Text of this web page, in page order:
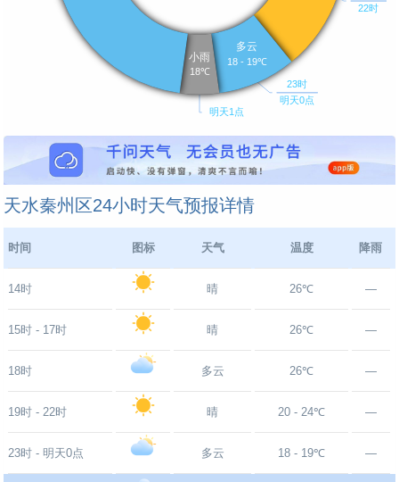
天水秦州区24小时天气预报详情
时间 图标 天气 温度 降雨
14时 晴 26℃ —
15时 - 17时 晴 26℃ —
18时 多云 26℃ —
19时 - 22时 晴 20 - 24℃ —
23时 - 明天0点 多云 18 - 19℃ —